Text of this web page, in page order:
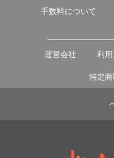
手数料について
運営会社 利
特定